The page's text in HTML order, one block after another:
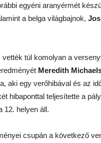
egyéni aranyérmét
a belga világbajnok, Jos
vették túl komolyan a
Meredith
aki egy verőhibával és az
hibaponttal teljesítette a
12. helyen áll.
csupán a következő